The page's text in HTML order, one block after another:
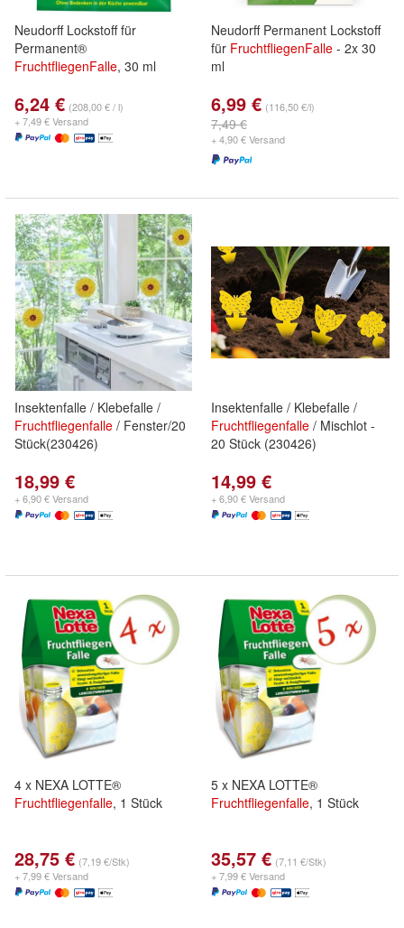
Neudorff Lockstoff für
Permanent®
FruchtfliegenFalle, 30 ml
6,24 € (208,00 € / l)
+ 7,49 € Versand
Neudorff Permanent Lockstoff
für FruchtfliegenFalle - 2x 30
ml
6,99 € (116,50 €/l)
7,49 €
+ 4,90 € Versand
Insektenfalle / Klebefalle /
Fruchtfliegenfalle / Fenster/20
Stück(230426)
18,99 €
+ 6,90 € Versand
Insektenfalle / Klebefalle /
Fruchtfliegenfalle / Mischlot -
20 Stück (230426)
14,99 €
+ 6,90 € Versand
4 x NEXA LOTTE®
Fruchtfliegenfalle, 1 Stück
28,75 € (7,19 €/Stk)
+ 7,99 € Versand
5 x NEXA LOTTE®
Fruchtfliegenfalle, 1 Stück
35,57 € (7,11 €/Stk)
+ 7,99 € Versand